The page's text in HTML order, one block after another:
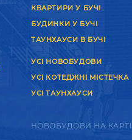
КВАРТИРИ У БУЧІ
БУДИНКИ У БУЧІ
ТАУНХАУСИ В БУЧІ
УСІ НОВОБУДОВИ
УСІ КОТЕДЖНІ МІСТЕЧКА
УСІ ТАУНХАУСИ
НОВОБУДОВИ НА КАРТІ